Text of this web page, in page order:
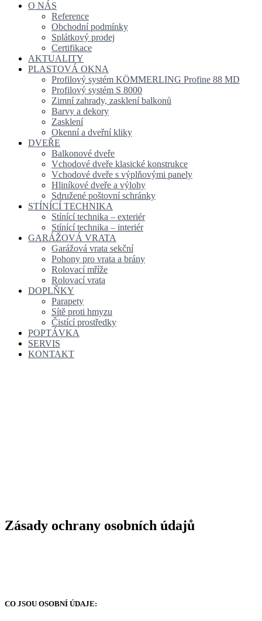
O NÁS
Reference
Obchodní podmínky
Splátkový prodej
Certifikace
AKTUALITY
PLASTOVÁ OKNA
Profilový systém KÖMMERLING Profine 88 MD
Profilový systém S 8000
Zimní zahrady, zasklení balkonů
Barvy a dekory
Zasklení
Okenní a dveřní kliky
DVEŘE
Balkonové dveře
Vchodové dveře klasické konstrukce
Vchodové dveře s výplňovými panely
Hliníkové dveře a výlohy
Sdružené poštovní schránky
STÍNÍCÍ TECHNIKA
Stínící technika – exteriér
Stínící technika – interiér
GARÁŽOVÁ VRATA
Garážová vrata sekční
Pohony pro vrata a brány
Rolovací mříže
Rolovací vrata
DOPLŇKY
Parapety
Sítě proti hmyzu
Čistící prostředky
POPTÁVKA
SERVIS
KONTAKT
Zásady ochrany osobních údajů
CO JSOU OSOBNÍ ÚDAJE: